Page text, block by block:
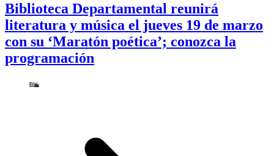
Biblioteca Departamental reunirá
literatura y música el jueves 19 de marzo
con su ‘Maratón poética’; conozca la
programación